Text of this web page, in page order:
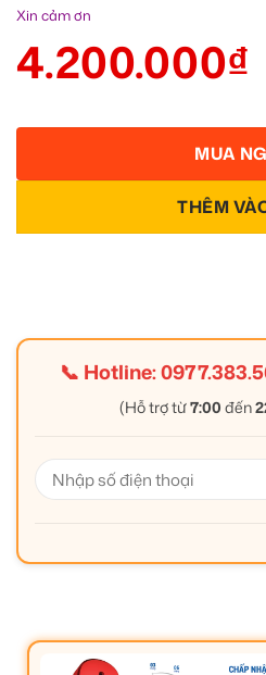
Xin cảm ơn
4.200.000₫
THÊM
MUA
📞 Hotline:
(Hỗ trợ từ7:00 đến